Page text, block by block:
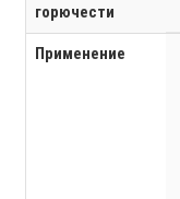
горючести
Применение